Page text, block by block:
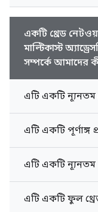
একটি থ্রেড
মাল্টিকাস্ট
সম্পর্কে আমাদের
এটি একটি ন্যূনতম
এটি একটি পূর্ণাঙ্গ
এটি একটি ন্যূনতম
এটি একটি ফুল